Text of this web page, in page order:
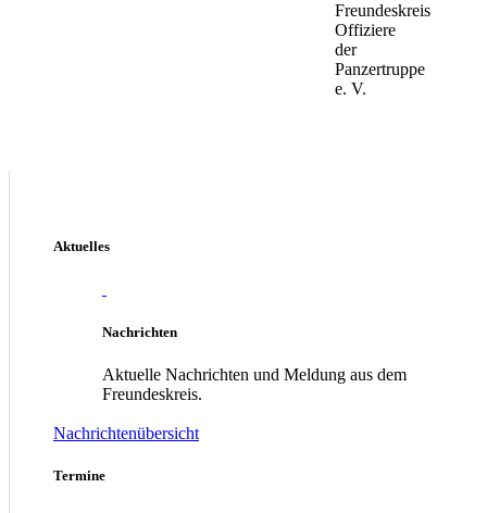
Freundeskreis
Offiziere
der
Panzertruppe
e. V.
Aktuelles
Nachrichten
Aktuelle Nachrichten und Meldung aus dem
Freundeskreis.
Nachrichtenübersicht
Termine